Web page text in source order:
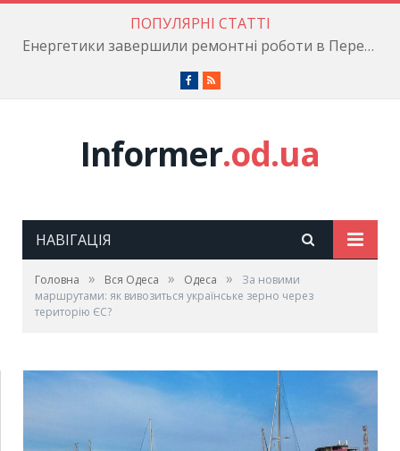
ПОПУЛЯРНІ СТАТТІ
Енергетики завершили ремонтні роботи в Пересипському районі
Facebook
RSS
Informer.od.ua
НАВІГАЦІЯ
Головна » Вся Одеса » Одеса »
За новими
маршрутами: як вивозиться українське зерно через
територію ЄС?